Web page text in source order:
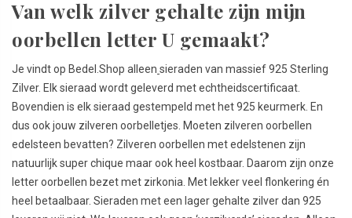
Van welk zilver gehalte zijn mijn
oorbellen letter U gemaakt?
Je vindt op Bedel.Shop alleen sieraden van massief 925 Sterling
Zilver. Elk sieraad wordt geleverd met echtheidscertificaat.
Bovendien is elk sieraad gestempeld met het 925 keurmerk. En
dus ook jouw zilveren oorbelletjes. Moeten zilveren oorbellen
edelsteen bevatten? Zilveren oorbellen met edelstenen zijn
natuurlijk super chique maar ook heel kostbaar. Daarom zijn onze
letter oorbellen bezet met zirkonia. Met lekker veel flonkering én
heel betaalbaar. Sieraden met een lager gehalte zilver dan 925